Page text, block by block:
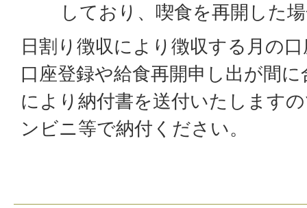
しており、喫食を再開した
日割り徴収により徴収する月の
口座登録や給食再開申し出が間
により納付書を送付いたします
ンビニ等で納付ください。